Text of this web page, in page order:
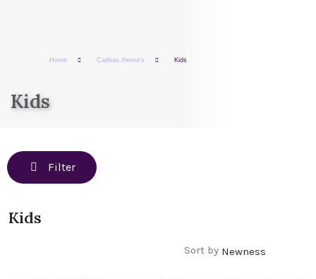
Home Cadeau thema's Kids
Kids
Filter
Kids
Sort by